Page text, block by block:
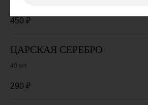
450 ₽
ЦАРСКАЯ СЕРЕБРО
40 мл
290 ₽